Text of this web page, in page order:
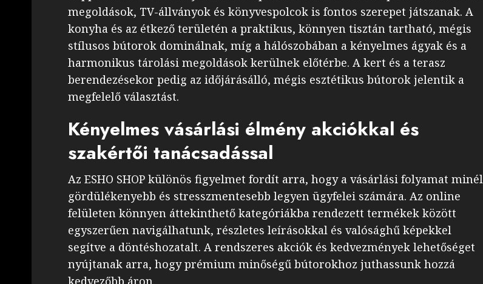
megoldások, TV-állványok és könyvespolcok is fontos szerepet játszanak. A
konyha és az étkező területén a praktikus, könnyen tisztán tartható, mégis
stílusos bútorok dominálnak, míg a hálószobában a kényelmes ágyak és a
harmonikus tárolási megoldások kerülnek előtérbe. A kert és a terasz
berendezésekor pedig az időjárásálló, mégis esztétikus bútorok jelentik a
megfelelő választást.
Kényelmes vásárlási élmény akciókkal és
szakértői tanácsadással
Az ESHO SHOP különös figyelmet fordít arra, hogy a vásárlási folyamat minél
gördülékenyebb és stresszmentesebb legyen ügyfelei számára. Az online
felületen könnyen áttekinthető kategóriákba rendezett termékek között
egyszerűen navigálhatunk, részletes leírásokkal és valósághű képekkel
segítve a döntéshozatalt. A rendszeres akciók és kedvezmények lehetőséget
nyújtanak arra, hogy prémium minőségű bútorokhoz juthassunk hozzá
kedvezőbb áron.